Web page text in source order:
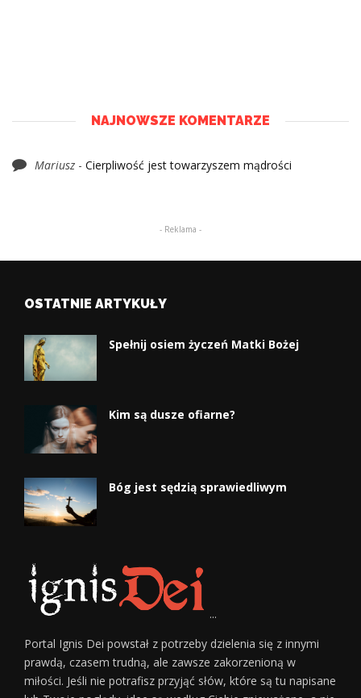
NAJNOWSZE KOMENTARZE
Mariusz - Cierpliwość jest towarzyszem mądrości
- Reklama -
OSTATNIE ARTYKUŁY
Spełnij osiem życzeń Matki Bożej
Kim są dusze ofiarne?
Bóg jest sędzią sprawiedliwym
...
Portal Ignis Dei powstał z potrzeby dzielenia się z innymi
prawdą, czasem trudną, ale zawsze zakorzenioną w
miłości. Jeśli nie potrafisz przyjąć słów, które są tu napisane